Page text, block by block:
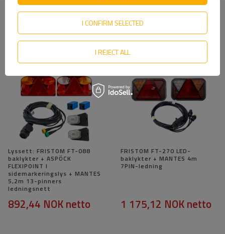
ANBEFALT FOR DEG
Lyssett: FRISTOM FT-088
baklykter + ASPÖCK
FLEXIPOINT I
sidemarkeringslys + MANTES
5,2m 13-pinners
ledningsnett
892,44 NOKnetto
FRISTOM FT-270 LED-
baklykter + MANTES 4m
7PIN-ledning
1 175,12 NOKnetto
I CONFIRM SELECTED
I REJECT ALL